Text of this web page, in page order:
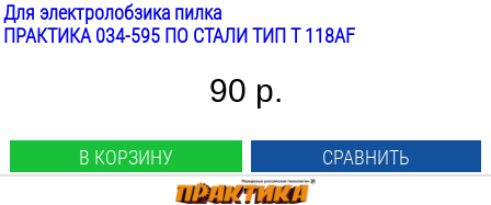
Для электролобзика пилка
ПРАКТИКА 034-595 ПО СТАЛИ ТИП T 118AF
90 р.
В КОРЗИНУ СРАВНИТЬ